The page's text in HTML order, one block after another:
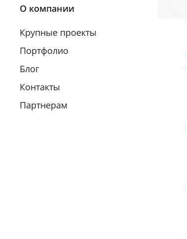
О компании
Крупные проекты
Портфолио
Блог
Контакты
Партнерам